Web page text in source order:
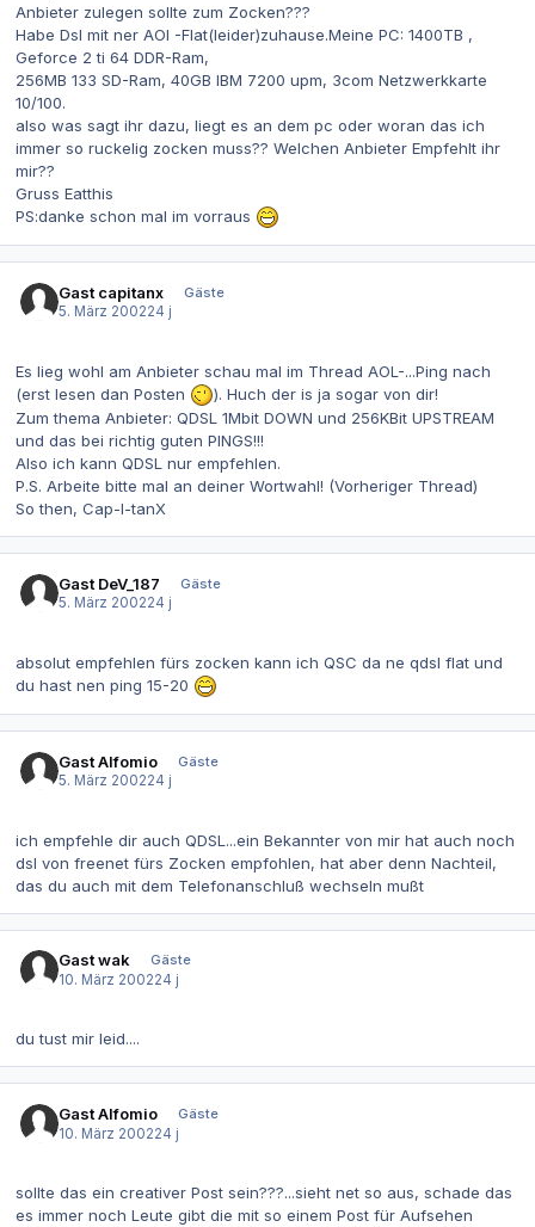
Anbieter zulegen sollte zum Zocken???
Habe Dsl mit ner AOl -Flat(leider)zuhause.Meine PC: 1400TB ,
Geforce 2 ti 64 DDR-Ram,
256MB 133 SD-Ram, 40GB IBM 7200 upm, 3com Netzwerkkarte
10/100.
also was sagt ihr dazu, liegt es an dem pc oder woran das ich
immer so ruckelig zocken muss?? Welchen Anbieter Empfehlt ihr
mir??
Gruss Eatthis
PS:danke schon mal im vorraus
Gast capitanx
Gäste
5. März 200224 j
Es lieg wohl am Anbieter schau mal im Thread AOL-...Ping nach
(erst lesen dan Posten
). Huch der is ja sogar von dir!
Zum thema Anbieter: QDSL 1Mbit DOWN und 256KBit UPSTREAM
und das bei richtig guten PINGS!!!
Also ich kann QDSL nur empfehlen.
P.S. Arbeite bitte mal an deiner Wortwahl! (Vorheriger Thread)
So then, Cap-I-tanX
Gast DeV_187
Gäste
5. März 200224 j
absolut empfehlen fürs zocken kann ich QSC da ne qdsl flat und
du hast nen ping 15-20
Gast Alfomio
Gäste
5. März 200224 j
ich empfehle dir auch QDSL...ein Bekannter von mir hat auch noch
dsl von freenet fürs Zocken empfohlen, hat aber denn Nachteil,
das du auch mit dem Telefonanschluß wechseln mußt
Gast wak
Gäste
10. März 200224 j
du tust mir leid....
Gast Alfomio
Gäste
10. März 200224 j
sollte das ein creativer Post sein???...sieht net so aus, schade das
es immer noch Leute gibt die mit so einem Post für Aufsehen